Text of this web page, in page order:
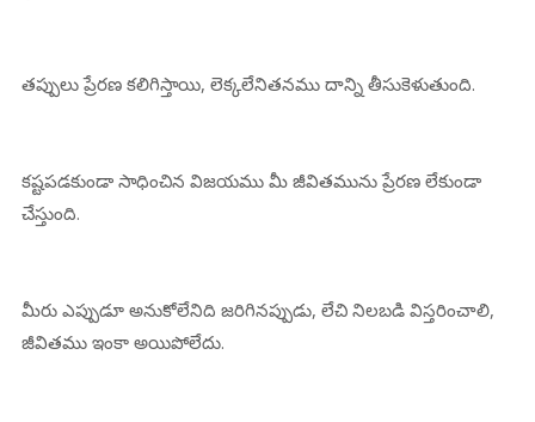
తప్పులు ప్రేరణ కలిగిస్తాయి, లెక్కలేనితనము దాన్ని తీసుకెళుతుంది.
కష్టపడకుండా సాధించిన విజయము మీ జీవితమును ప్రేరణ లేకుండా
చేస్తుంది.
మీరు ఎప్పుడూ అనుకోలేనిది జరిగినప్పుడు, లేచి నిలబడి విస్తరించాలి,
జీవితము ఇంకా అయిపోలేదు.